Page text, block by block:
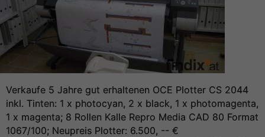
Verkaufe 5 Jahre gut erhaltenen OCE Plotter CS 2044
inkl. Tinten: 1 x photocyan, 2 x black, 1 x photomagenta,
1 x magenta; 8 Rollen Kalle Repro Media CAD 80 Format
1067/100; Neupreis Plotter: 6.500, -- €